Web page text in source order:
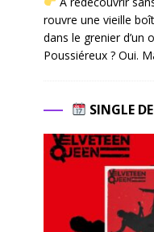
rouvre une vieille
dans le grenier d’un
Poussiéreux ? Oui.
SINGLE